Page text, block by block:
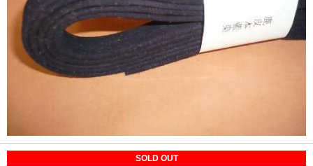
SOLD OUT